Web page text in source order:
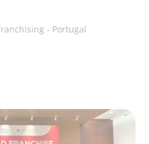
- Portugal